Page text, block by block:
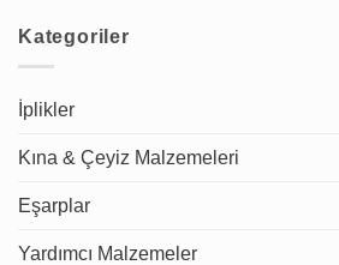
Kategoriler
İplikler
Kına & Çeyiz Malzemeleri
Eşarplar
Yardımcı Malzemeler